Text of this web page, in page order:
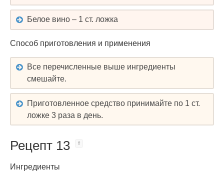
Белое вино – 1 ст. ложка
Способ приготовления и применения
Все перечисленные выше ингредиенты
смешайте.
Приготовленное средство принимайте по 1 ст.
ложке 3 раза в день.
Рецепт 13
Ингредиенты